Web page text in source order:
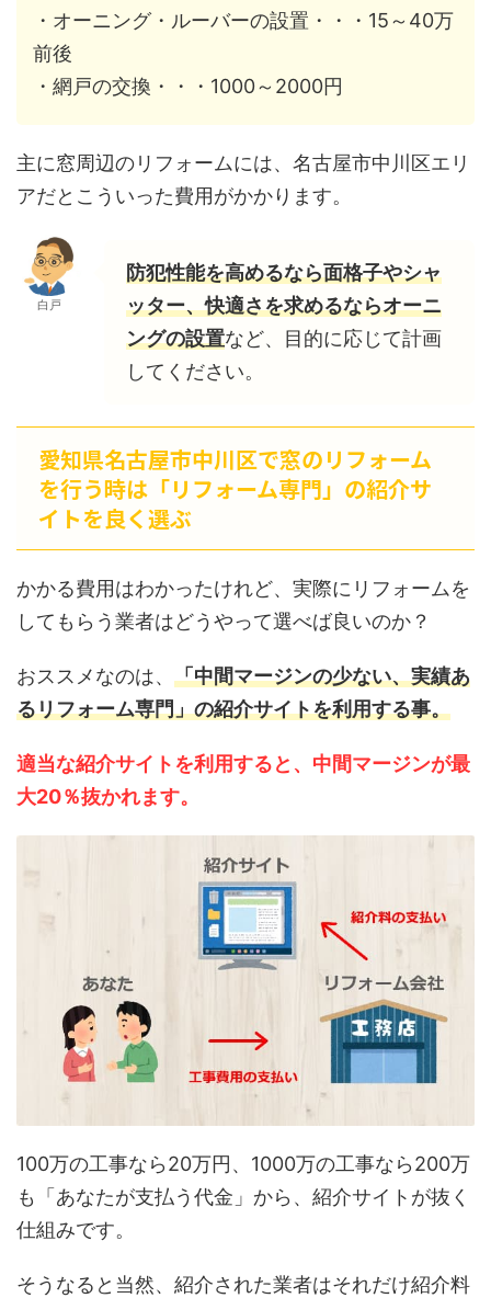
・オーニング・ルーバーの設置・・・15～40万
前後
・網戸の交換・・・1000～2000円
主に窓周辺のリフォームには、名古屋市中川区エリ
アだとこういった費用がかかります。
白戸
防犯性能を高めるなら面格子やシャ
ッター、快適さを求めるならオーニ
ングの設置など、目的に応じて計画
してください。
愛知県名古屋市中川区で窓のリフォーム
を行う時は「リフォーム専門」の紹介サ
イトを良く選ぶ
かかる費用はわかったけれど、実際にリフォームを
してもらう業者はどうやって選べば良いのか？
おススメなのは、 「中間マージンの少ない、実績あ
るリフォーム専門」の紹介サイトを利用する事。
適当な紹介サイトを利用すると、中間マージンが最
大20％抜かれます。
100万の工事なら20万円、1000万の工事なら200万
も「あなたが支払う代金」から、紹介サイトが抜く
仕組みです。
そうなると当然、紹介された業者はそれだけ紹介料